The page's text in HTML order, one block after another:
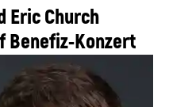
Eric Church
Benefiz-Konzert